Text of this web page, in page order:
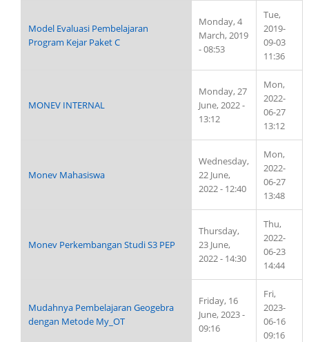
Model Evaluasi Pembelajaran
Program Kejar Paket C
Monday, 4
March, 2019
- 08:53
Tue,
2019-
09-03
11:36
MONEV INTERNAL
Monday, 27
June, 2022 -
13:12
Mon,
2022-
06-27
13:12
Monev Mahasiswa
Wednesday,
22 June,
2022 - 12:40
Mon,
2022-
06-27
13:48
Monev Perkembangan Studi S3 PEP
Thursday,
23 June,
2022 - 14:30
Thu,
2022-
06-23
14:44
Mudahnya Pembelajaran Geogebra
dengan Metode My_OT
Friday, 16
June, 2023 -
09:16
Fri,
2023-
06-16
09:16